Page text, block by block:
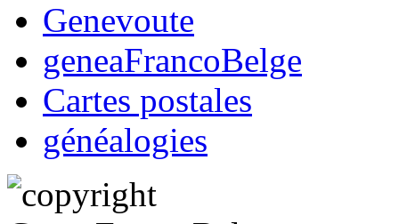
Genevoute
geneaFrancoBelge
Cartes postales
généalogies